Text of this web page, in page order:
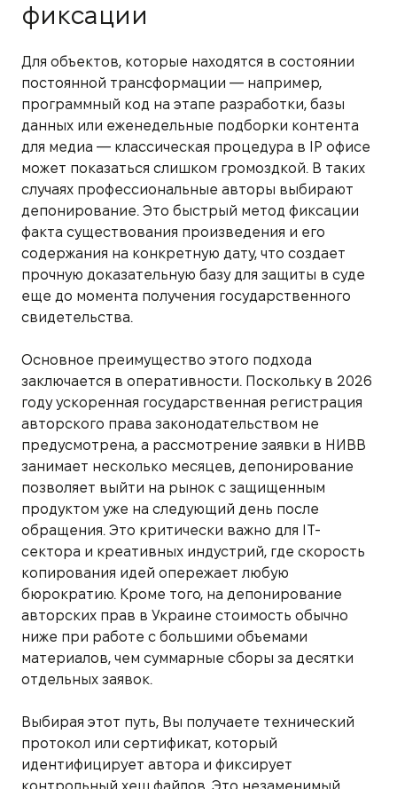
фиксации
Для объектов, которые находятся в состоянии
постоянной трансформации — например,
программный код на этапе разработки, базы
данных или еженедельные подборки контента
для медиа — классическая процедура в IP офисе
может показаться слишком громоздкой. В таких
случаях профессиональные авторы выбирают
депонирование. Это быстрый метод фиксации
факта существования произведения и его
содержания на конкретную дату, что создает
прочную доказательную базу для защиты в суде
еще до момента получения государственного
свидетельства.
Основное преимущество этого подхода
заключается в оперативности. Поскольку в 2026
году ускоренная государственная регистрация
авторского права законодательством не
предусмотрена, а рассмотрение заявки в НИВВ
занимает несколько месяцев, депонирование
позволяет выйти на рынок с защищенным
продуктом уже на следующий день после
обращения. Это критически важно для IT-
сектора и креативных индустрий, где скорость
копирования идей опережает любую
бюрократию. Кроме того, на депонирование
авторских прав в Украине стоимость обычно
ниже при работе с большими объемами
материалов, чем суммарные сборы за десятки
отдельных заявок.
Выбирая этот путь, Вы получаете технический
протокол или сертификат, который
идентифицирует автора и фиксирует
контрольный хеш файлов. Это незаменимый